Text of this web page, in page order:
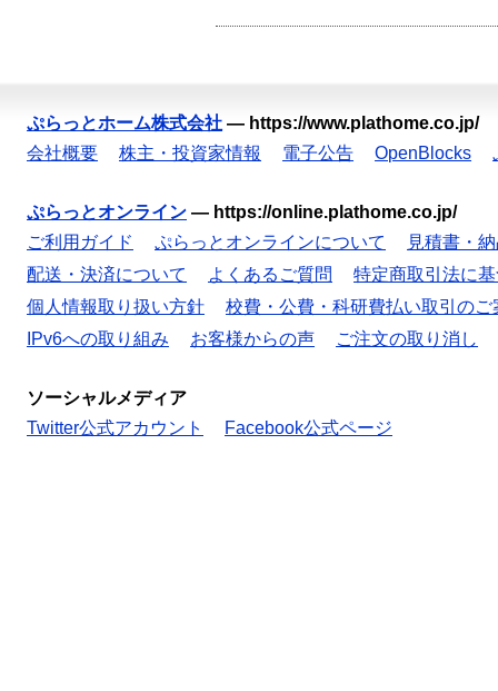
ぷらっとホーム株式会社 — https://www.plathome.co.jp/
会社概要
株主・投資家情報 電子公告 OpenBlocks
ぷらっとオンライン — https://online.plathome.co.jp/
ご利用ガイド
ぷらっとオンラインについて
見積書・
配送・決済について
よくあるご質問
特定商取引法に
個人情報取り扱い方針
校費・公費・科研費払い取引のご
IPv6への取り組み
お客様からの声 ご注文の取り消し
ソーシャルメディア
Twitter公式アカウント
Facebook公式ページ